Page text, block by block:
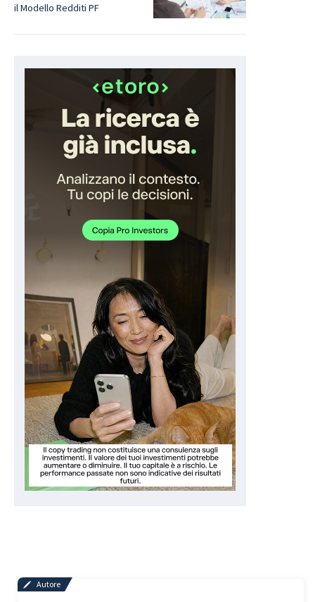
il Modello Redditi PF
Autore